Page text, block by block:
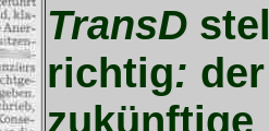
TransD
richtig: der
zukünftige